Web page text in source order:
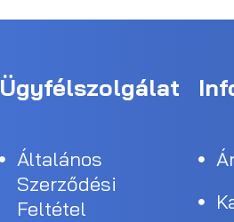
Ügyfélszolgálat
Általános
Szerződési
Feltétel